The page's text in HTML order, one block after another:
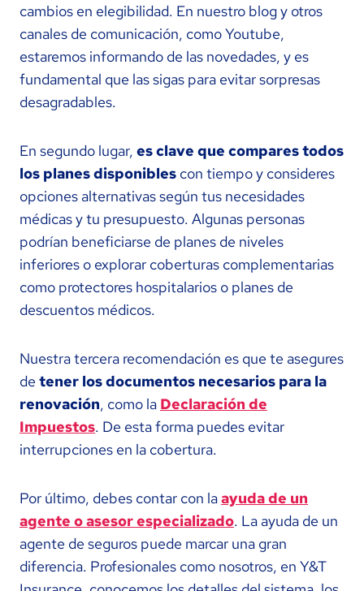
cambios en elegibilidad. En nuestro blog y otros
canales de comunicación, como Youtube,
estaremos informando de las novedades, y es
fundamental que las sigas para evitar sorpresas
desagradables.
En segundo lugar, es clave que compares todos
los planes disponibles con tiempo y consideres
opciones alternativas según tus necesidades
médicas y tu presupuesto. Algunas personas
podrían beneficiarse de planes de niveles
inferiores o explorar coberturas complementarias
como protectores hospitalarios o planes de
descuentos médicos.
Nuestra tercera recomendación es que te asegures
detener los documentos necesarios para la
renovación, como la Declaración de
Impuestos. De esta forma puedes evitar
interrupciones en la cobertura.
Por último, debes contar con laayuda de un
agente o asesor especializado. La ayuda de un
agente de seguros puede marcar una gran
diferencia. Profesionales como nosotros, en Y&T